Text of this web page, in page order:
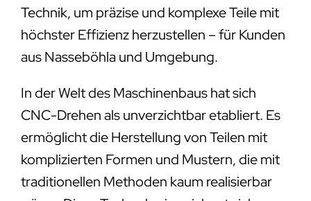
Technik, um präzise und komplexe Teile mit
höchster Effizienz herzustellen – für Kunden
aus Nasseböhla und Umgebung.
In der Welt des Maschinenbaus hat sich
CNC-Drehen als unverzichtbar etabliert. Es
ermöglicht die Herstellung von Teilen mit
komplizierten Formen und Mustern, die mit
traditionellen Methoden kaum realisierbar